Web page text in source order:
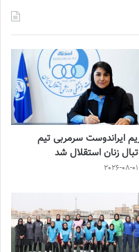
ایراندوست سرمربی تیم
زنان استقلال شد
2026-08-01